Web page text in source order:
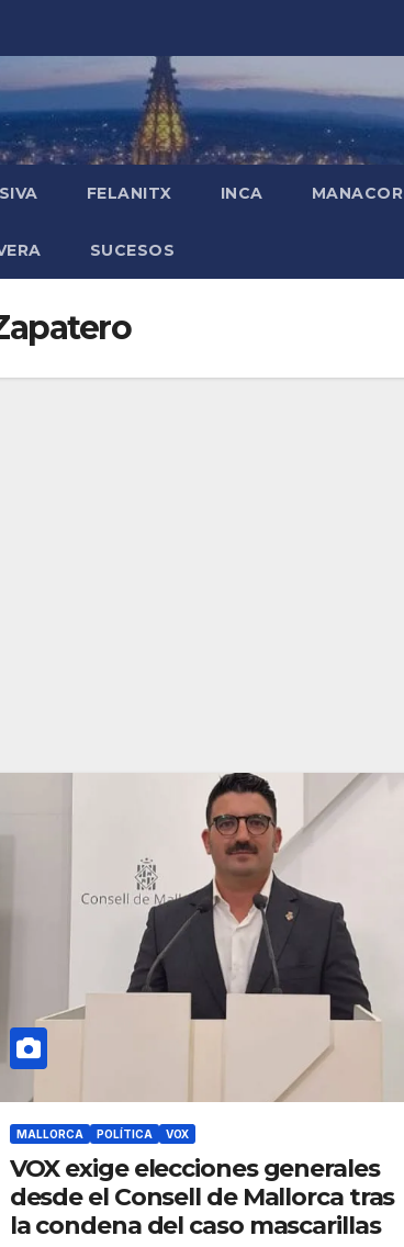
FELANITX INCA MANACOR
SUCESOS
MALLORCA POLÍTICA VOX
VOX exige elecciones generales
desde el Consell de Mallorca tras
la condena del caso mascarillas